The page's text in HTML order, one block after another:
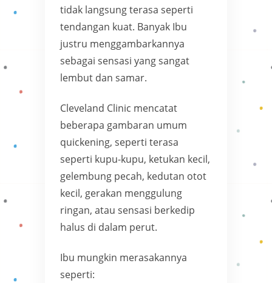
tidak langsung terasa seperti
tendangan kuat. Banyak Ibu
justru menggambarkannya
sebagai sensasi yang sangat
lembut dan samar.
Cleveland Clinic mencatat
beberapa gambaran umum
quickening, seperti terasa
seperti kupu-kupu, ketukan kecil,
gelembung pecah, kedutan otot
kecil, gerakan menggulung
ringan, atau sensasi berkedip
halus di dalam perut.
Ibu mungkin merasakannya
seperti: